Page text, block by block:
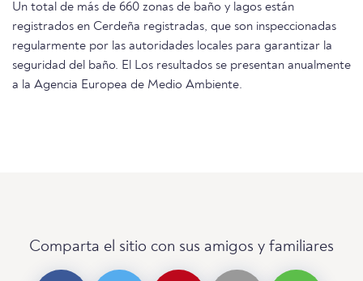
Un total de más de 660 zonas de baño y lagos están
registrados en Cerdeña registradas, que son inspeccionadas
regularmente por las autoridades locales para garantizar la
seguridad del baño. El Los resultados se presentan anualmente
a la Agencia Europea de Medio Ambiente.
Comparta el sitio con sus amigos y familiares